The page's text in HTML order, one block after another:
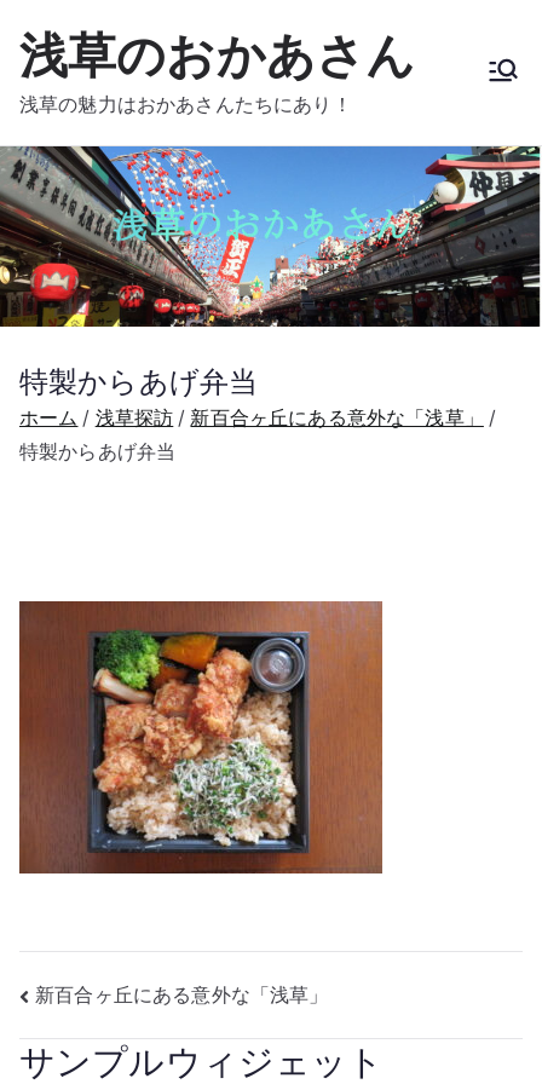
キ
ッ
プ
浅草のおかあさん
浅草の魅力はおかあさんたちにあり！
特製からあげ弁当
ホーム 浅草探訪
新百合ヶ丘にある意外な「浅草」
特製からあげ弁当
投
稿
新百合ヶ丘にある意外な「浅草」
サンプルウィジェット